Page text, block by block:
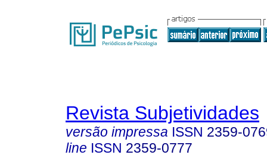
Revista Subjetividades
versão impressa ISSN 2359-
line ISSN 2359-0777